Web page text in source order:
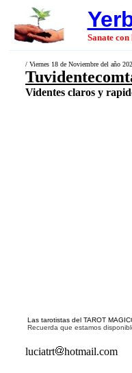
Sanate
/ Viernes 18 de Noviembre del año
Videntes claros y
Las tarotistas del TAROT
Recuerda que estamos
luciatrt hotmail.com